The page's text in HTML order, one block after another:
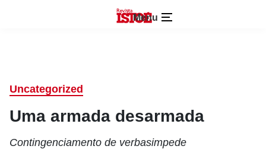
Menu
Uncategorized
Uma armada desarmada
Contingenciamento de verbasimpede